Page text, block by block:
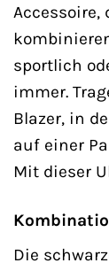
sportlich
immer.
Blazer, in
auf einer
Mit dieser
Die